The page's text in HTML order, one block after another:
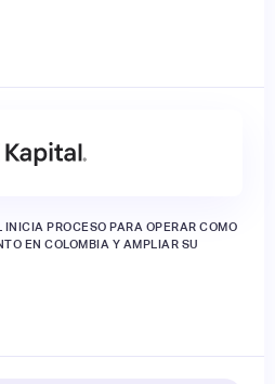
PROCESO PARA OPERAR COMO
EN COLOMBIA Y AMPLIAR SU